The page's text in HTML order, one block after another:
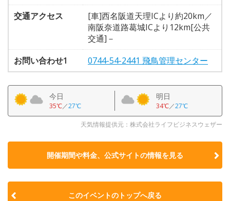
交通アクセス
[車]西名阪道天理ICより約20km／
南阪奈道路葛城ICより12km[公共
交通]－
お問い合わせ1
0744-54-2441 飛鳥管理センター
今日
35℃／27℃
明日
34℃／27℃
天気情報提供元：株式会社ライフビジネスウェザー
開催期間や料金、公式サイトの情報を見る
このイベントのトップへ戻る